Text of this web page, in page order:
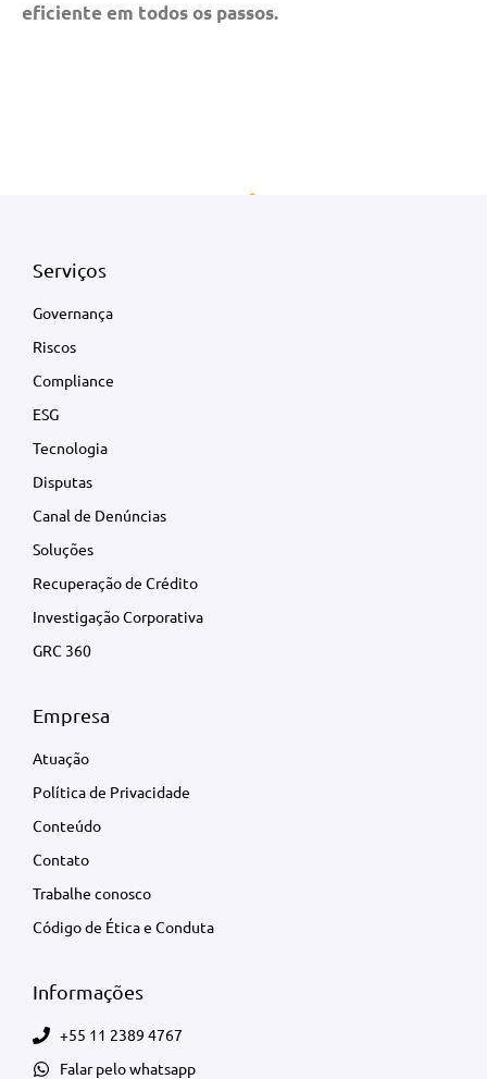
eficiente em todos os passos.
Serviços
Governança
Riscos
Compliance
ESG
Tecnologia
Disputas
Canal de Denúncias
Soluções
Recuperação de Crédito
Investigação Corporativa
GRC 360
Empresa
Atuação
Política de Privacidade
Conteúdo
Contato
Trabalhe conosco
Código de Ética e Conduta
Informações
+55 11 2389 4767
Falar pelo whatsapp